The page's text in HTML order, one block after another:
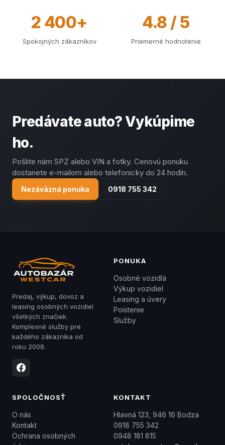
2 400+
Spokojných zákazníkov
4.8 / 5
Priemerné hodnotenie
Predávate auto? Vykúpime
ho.
Pošlite nám SPZ alebo VIN a fotky. Cenovú ponuku
dostanete e-mailom alebo telefonicky do 24 hodín.
Nezáväzná ponuka 0918 755 342
Predaj, výkup, dovoz a
leasing osobných vozidiel
všetkých značiek.
Komplexné služby pre
každého zákazníka od
roku 2008.
PONUKA
Osobné vozidlá
Výkup vozidiel
Leasing a úvery
Poistenie
Služby
SPOLOČNOSŤ
O nás
Kontakt
Ochrana osobných
KONTAKT
Hlavná 123, 946 16 Bodza
0918 755 342
0948 181 815